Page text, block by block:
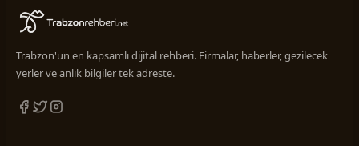
Trabzon'un en kapsamlı dijital rehberi. Firmalar, haberler, gezilecek
yerler ve anlık bilgiler tek adreste.